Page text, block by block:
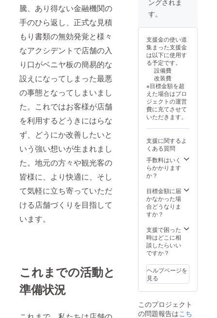
騰、あり得ない金融機関の
手のひら返し、正式な見積
もり書類の無効発覚と様々
なアクシデントで店舗の入
り口がベニヤ板の簡易的な
設えになってしまった最悪
の事態となってしまいまし
た。これではお客様が店舗
を利用するどうきにはらな
ず、どうにか改善したいと
いう強い想いが生まれまし
た。地元の方々や観光客の
皆様に、より快適に、そし
て気軽に立ち寄っていただ
ける店舗づくりを目指して
います。
これまでの活動と
準備状況
す。 有
2025年
3月から
2025年
12月末
まで
日まで
チケッ
トにも
記載さ
れてい
ます
が、譲
渡によ
る使
用、返
還によ
る換金
は法律
を鑑
み、お
たしま
す
縄県県
6-2 店
・支援
者様の
交通費
や滞在
費は各
自でご
負担く
ださ
い。 ・
クラウ
ドファ
ンディ
了後、
詳細情
報を
メール
にてご
ます。
ングされま
す。
支援金の使い道
集まった支援金
は以下に使用す
る予定です。
設備費
改装費
※目標金額を超
えた場合はプロ
ジェクトの運営
費に充てさせて
いただきます。
支援に関するよ
くある質問
手数料はいく
らかかります
か？
目標金額に届
かなかった場
合どうなりま
すか？
支援で困った
時はどこに相
談したらいい
ですか？
ヘルプページを
見る
このプロジェクト
の問題報告はこち